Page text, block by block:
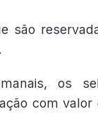
são
os
com valor